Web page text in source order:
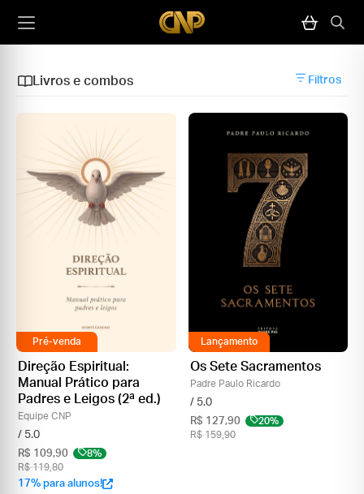
Livros e combos Filtros
Pré-venda
Direção Espiritual:
Manual Prático para
Padres e Leigos (2ª ed.)
Equipe CNP
/ 5.0
R$ 109,90
8%
R$ 119,80
17% para alunos!
Lançamento
Os Sete Sacramentos
Padre Paulo Ricardo
/ 5.0
R$ 127,90
20%
R$ 159,90